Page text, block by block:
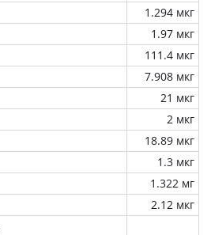
1.294 мкг
1.97 мкг
111.4 мкг
7.908 мкг
21 мкг
2 мкг
18.89 мкг
1.3 мкг
1.322 мг
2.12 мкг